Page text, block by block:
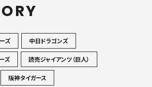
ズ
中日ドラゴンズ
ズ 読売ジャイアンツ（巨人）
阪神タイガース